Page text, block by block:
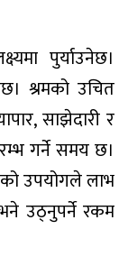
पुर्याउनेछ।
श्रमको उचित
साझेदारी र
गर्ने समय छ।
उपयोगले लाभ
भने उठ्नुपर्ने रकम